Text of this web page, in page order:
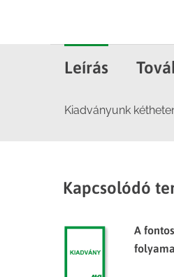
Leírás
Kiadványunk
Kapcsolódó
A